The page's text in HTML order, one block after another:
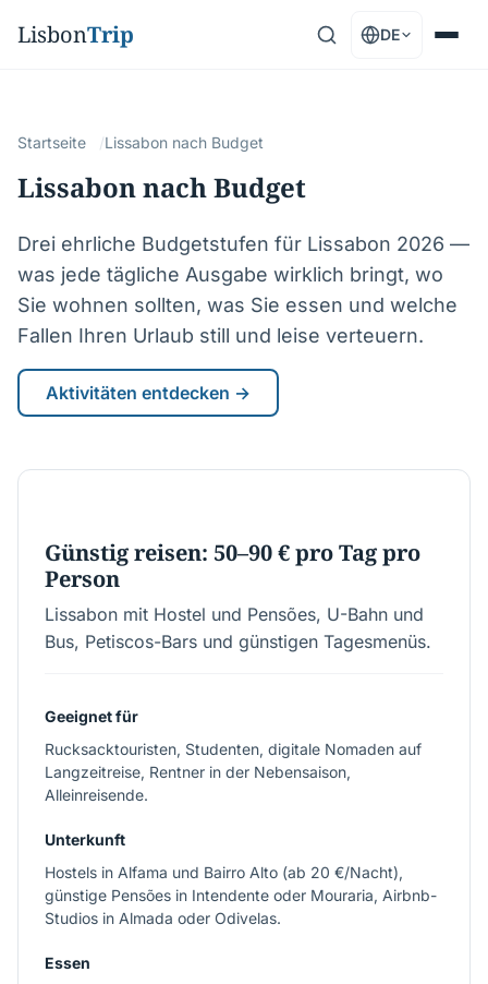
LisbonTrip DE
Startseite Lissabon nach Budget
Lissabon nach Budget
Drei ehrliche Budgetstufen für Lissabon 2026 —
was jede tägliche Ausgabe wirklich bringt, wo
Sie wohnen sollten, was Sie essen und welche
Fallen Ihren Urlaub still und leise verteuern.
Aktivitäten entdecken →
Günstig reisen: 50–90 € pro Tag pro
Person
Lissabon mit Hostel und Pensões, U-Bahn und
Bus, Petiscos-Bars und günstigen Tagesmenüs.
Geeignet für
Rucksacktouristen, Studenten, digitale Nomaden auf
Langzeitreise, Rentner in der Nebensaison,
Alleinreisende.
Unterkunft
Hostels in Alfama und Bairro Alto (ab 20 €/Nacht),
günstige Pensões in Intendente oder Mouraria, Airbnb-
Studios in Almada oder Odivelas.
Essen